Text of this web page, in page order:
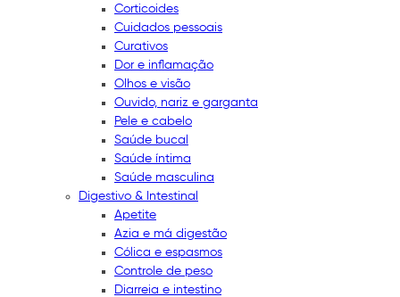
Corticoides
Cuidados pessoais
Curativos
Dor e inflamação
Olhos e visão
Ouvido, nariz e garganta
Pele e cabelo
Saúde bucal
Saúde íntima
Saúde masculina
Digestivo & Intestinal
Apetite
Azia e má digestão
Cólica e espasmos
Controle de peso
Diarreia e intestino